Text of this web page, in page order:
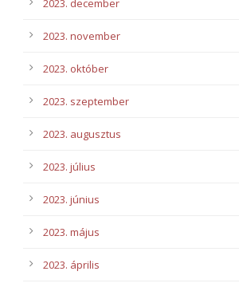
2023. december
2023. november
2023. október
2023. szeptember
2023. augusztus
2023. július
2023. június
2023. május
2023. április